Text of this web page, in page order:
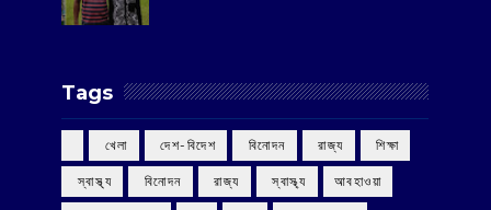
Tags
‌ খেলা ‌ দেশ-বিদেশ ‌ বিনোদন ‌ রাজ্য ‌ শিক্ষা
‌ স্বাস্থ্য ‌ বিনোদন ‌ রাজ্য ‌ স্বাস্থ্য আবহাওয়া